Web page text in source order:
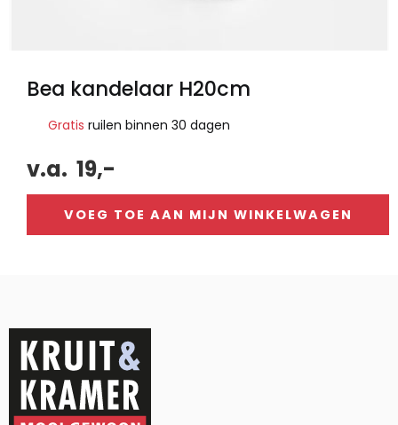
Bea kandelaar H20cm
Gratis ruilen binnen 30 dagen
v.a. 19,-
VOEG TOE AAN MIJN WINKELWAGEN